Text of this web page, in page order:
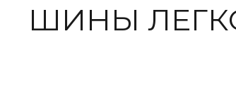
ШИНЫ